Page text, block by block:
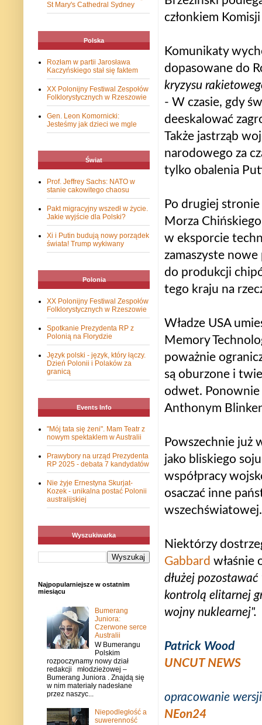
członkiem
Komunikaty
dopasowane do
kryzysu
- W czasie, gdy
deeskalować
Także jastrząb
narodowego za
tylko obalenia
Po drugiej
Morza
w eksporcie
zamaszyste
do produkcji
tego kraju na
Władze USA
Memory
poważnie
są oburzone i
odwet. Ponownie
Anthonym
Powszechnie już
jako bliskiego
współpracy
osaczać inne
wszechświatowej.
Niektórzy
Gabbard właśnie
dłużej
kontrolą elitarnej
wojny nuklearnej".
Patrick Wood
UNCUT NEWS
opracowanie
NEon24
St Mary's Cathedral Sydney
Polska
Rozłam w partii Jarosława
Kaczyńskiego stał się faktem
XX Polonijny Festiwal Zespołów
Folklorystycznych w Rzeszowie
Gen. Leon Komornicki:
Jesteśmy jak dzieci we mgle
Świat
Prof. Jeffrey Sachs: NATO w
stanie cakowitego chaosu
Pakt migracyjny wszedł w życie.
Jakie wyjście dla Polski?
Xi i Putin budują nowy porządek
świata! Trump wykiwany
Polonia
XX Polonijny Festiwal Zespołów
Folklorystycznych w Rzeszowie
Spotkanie Prezydenta RP z
Polonią na Florydzie
Język polski - język, który łączy.
Dzień Polonii i Polaków za
granicą
Events Info
"Mój tata się żeni". Mam Teatr z
nowym spektaklem w Australii
Prawybory na urząd Prezydenta
RP 2025 - debata 7 kandydatów
Nie żyje Ernestyna Skurjat-
Kozek - unikalna postać Polonii
australijskiej
Wyszukiwarka
Najpopularniejsze w ostatnim
miesiącu
Bumerang
Juniora:
Czerwone serce
Australii
W Bumerangu
Polskim
rozpoczynamy nowy dział
redakcji młodzieżowej –
Bumerang Juniora . Znajdą się
w nim materiały nadesłane
przez naszyc...
Niepodległość a
suwerenność